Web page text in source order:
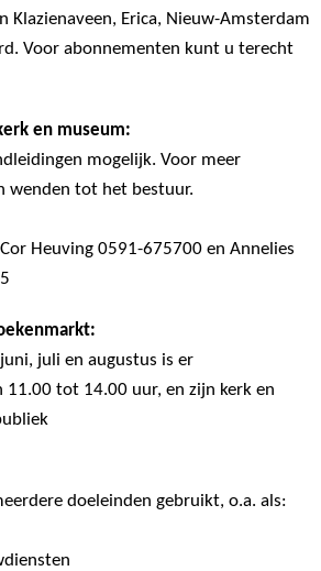
Klazienaveen, Erica, Nieuw-Amsterdam
Voor abonnementen kunt u terecht
en museum:
mogelijk. Voor meer
wenden tot het bestuur.
Cor Heuving 0591-675700 en Annelies
juli en augustus is er
11.00 tot 14.00 uur, en zijn kerk en
doeleinden gebruikt, o.a. als: